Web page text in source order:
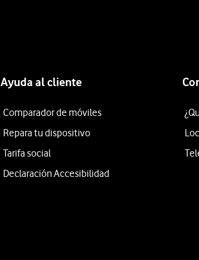
Ayuda al cliente
Comparador de móviles
Repara tu dispositivo
Tarifa social
Declaración Accesibilidad